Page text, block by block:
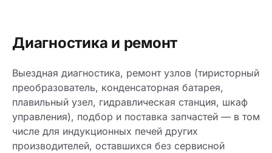
Диагностика и ремонт
Выездная диагностика, ремонт узлов (тиристорный
преобразователь, конденсаторная батарея,
плавильный узел, гидравлическая станция, шкаф
управления), подбор и поставка запчастей — в том
числе для индукционных печей других
производителей, оставшихся без сервисной